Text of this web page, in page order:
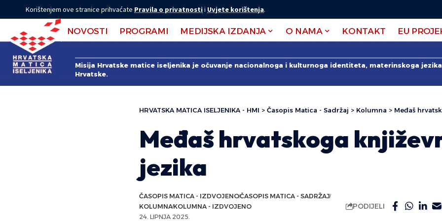
Korištenjem ove stranice prihvaćate Pravila o privatnostii Uvjete korištenja.
NOVOSTI PROGRAMI MEDIJSKA IZDANJA O NAMA KONTAKT EU
Misija Hrvatske matice iseljenika je očuvanje nacionalnoga i kulturnoga identiteta, materinskoga
Hrvatske.
HRVATSKA MATICA ISELJENIKA - HMI > Časopis Matica - Sadržaj > Kolumna > Međaš
Međaš hrvatskoga
jezika
ČASOPIS MATICA - IZDVOJENOČASOPIS MATICA - SADRŽAJ
KOLUMNAKOLUMNA - IZDVOJENO
24. LIPNJA 2025.
PODIJELI